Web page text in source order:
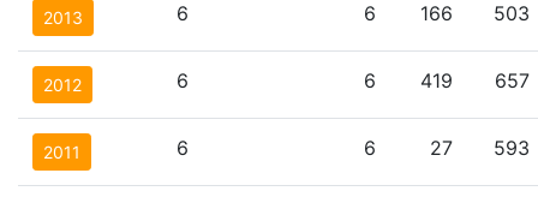
2013 6 6 166 503
2012 6 6 419 657
2011 6 6 27 593